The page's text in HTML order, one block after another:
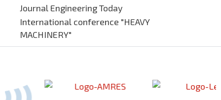
Journal Engineering Today
International conference "HEAVY
MACHINERY"